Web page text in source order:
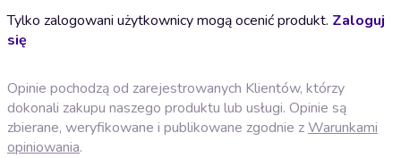
Tylko zalogowani użytkownicy mogą ocenić produkt. Zaloguj
się
Opinie pochodzą od zarejestrowanych Klientów, którzy
dokonali zakupu naszego produktu lub usługi. Opinie są
zbierane, weryfikowane i publikowane zgodnie zWarunkami
opiniowania.